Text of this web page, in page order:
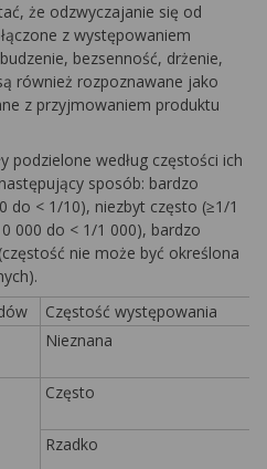
że odzwyczajanie się od
z występowaniem
bezsenność, drżenie,
również rozpoznawane jako
z przyjmowaniem produktu
podzielone według częstości ich
sposób: bardzo
do < 1/10), niezbyt często (≥1/1
000 do < 1/1 000), bardzo
nie może być określona
Częstość występowania
Nieznana
Często
Rzadko